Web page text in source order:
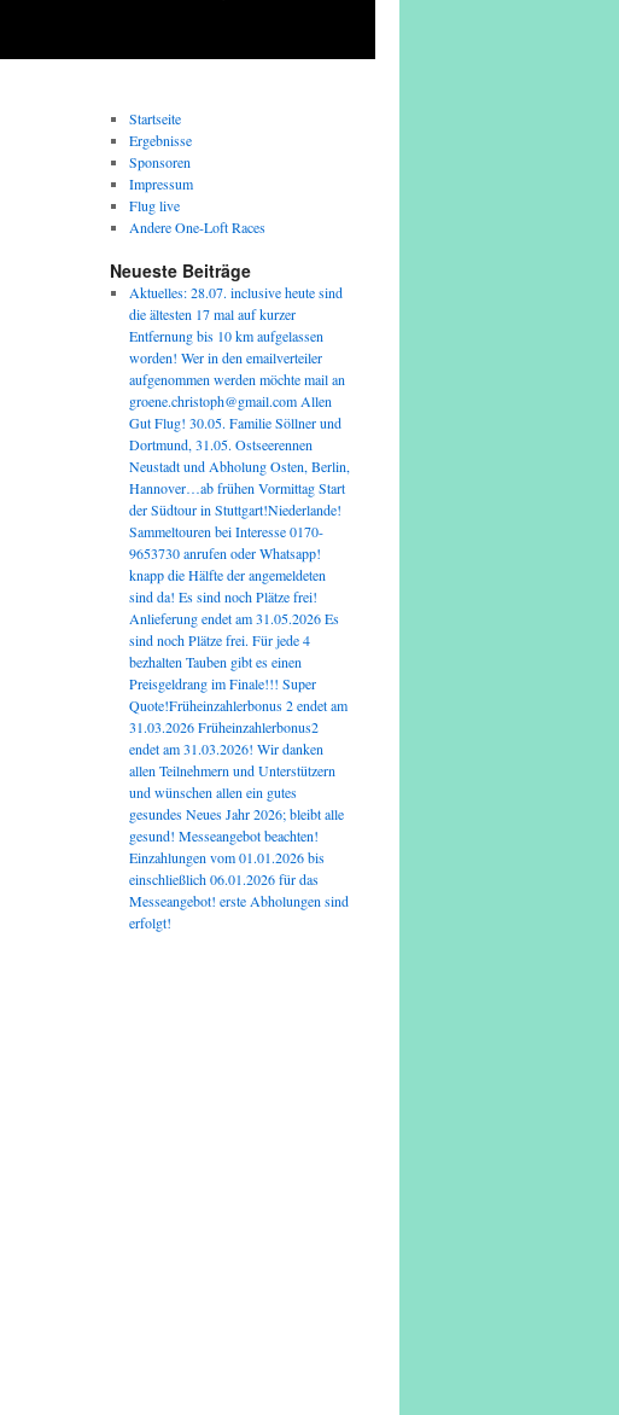
Startseite
Ergebnisse
Sponsoren
Impressum
Flug live
Andere One-Loft Races
Neueste Beiträge
Aktuelles: 28.07. inclusive heute sind
die ältesten 17 mal auf kurzer
Entfernung bis 10 km aufgelassen
worden! Wer in den emailverteiler
aufgenommen werden möchte mail an
groene.christoph@gmail.com Allen
Gut Flug! 30.05. Familie Söllner und
Dortmund, 31.05. Ostseerennen
Neustadt und Abholung Osten, Berlin,
Hannover…ab frühen Vormittag Start
der Südtour in Stuttgart!Niederlande!
Sammeltouren bei Interesse 0170-
9653730 anrufen oder Whatsapp!
knapp die Hälfte der angemeldeten
sind da! Es sind noch Plätze frei!
Anlieferung endet am 31.05.2026 Es
sind noch Plätze frei. Für jede 4
bezhalten Tauben gibt es einen
Preisgeldrang im Finale!!! Super
Quote!Früheinzahlerbonus 2 endet am
31.03.2026 Früheinzahlerbonus2
endet am 31.03.2026! Wir danken
allen Teilnehmern und Unterstützern
und wünschen allen ein gutes
gesundes Neues Jahr 2026; bleibt alle
gesund! Messeangebot beachten!
Einzahlungen vom 01.01.2026 bis
einschließlich 06.01.2026 für das
Messeangebot! erste Abholungen sind
erfolgt!